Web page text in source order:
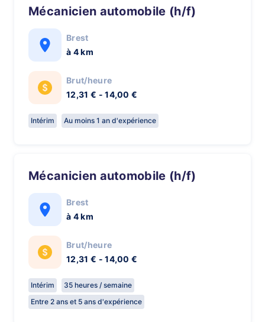
Mécanicien automobile (h/f)
Brest
à 4 km
Brut/heure
12,31 € - 14,00 €
Intérim Au moins 1 an d'expérience
Mécanicien automobile (h/f)
Brest
à 4 km
Brut/heure
12,31 € - 14,00 €
Intérim
35 heures / semaine
Entre 2 ans et 5 ans d'expérience